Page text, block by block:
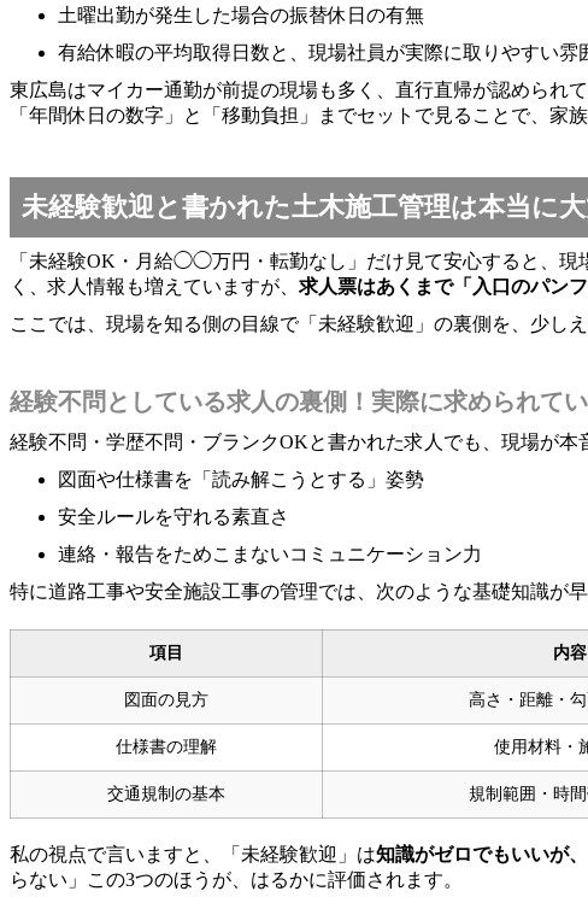
土曜出勤が発生した場合の振替休日の有無
有給休暇の平均取得日数と、現場社員が実際に取りやすい雰
東広島はマイカー通勤が前提の現場も多く、直行直帰が認められ
「年間休日の数字」と「移動負担」までセットで見ることで、家
未経験歓迎と書かれた土木施工管理は本当に
「未経験OK・月給◯◯万円・転勤なし」だけ見て安心すると、
く、求人情報も増えていますが、 求人票はあくまで「入口のパンフ
ここでは、現場を知る側の目線で「未経験歓迎」の裏側を、少し
経験不問としている求人の裏側！実際に求められて
経験不問・学歴不問・ブランクOKと書かれた求人でも、現場が本
図面や仕様書を「読み解こうとする」姿勢
安全ルールを守れる素直さ
連絡・報告をためこまないコミュニケーション力
特に道路工事や安全施設工事の管理では、次のような基礎知識が
項目 内容
図面の見方 高さ・距離・
仕様書の理解 使用材料・
交通規制の基本 規制範囲・時
私の視点で言いますと、「未経験歓迎」は知識がゼロでもいいが
らない」この3つのほうが、はるかに評価されます。